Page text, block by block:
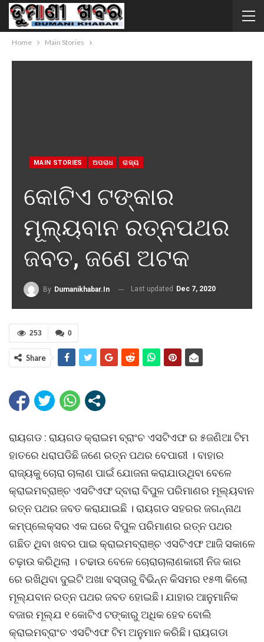
Home Main Stories
MAIN STORIES ଅପରାଧ ରାଜ୍ୟ
କାେଟିଏ ଟଙ୍କାର
ମୂଲ୍ୟବାନ ରତ୍ନପଥର
ଜବତ, ଜଣେ ଅଟକ
By Dumanikhabar.in Last updated Dec 7, 2020
0
253
Share
ରାୟଗଡ : ରାୟଗଡ କ୍ରାଇମ ବ୍ରାଂଚ ଏସଟିଏଫ ର ୫ଜଣିଆ ଟିମ
ହାତରେ ଧରାପଡିଛି ଜଣେ ରତ୍ନ ପଥର ବେପାରୀ । ବାହାର
ରାଜ୍ୟକୁ ଚୋରା ଚାଲାଣ ପାଇଁ ଯୋଜନା କରାଯାଉଥିବା ବେଳେ
କ୍ରାଇମବ୍ରାଞ୍ଚ ଏସଟିଏଫ ଦ୍ବାରା ବିପୁଳ ପରିମାଣର ମୂଲ୍ୟବାନ
ରତ୍ନ ପଥର ଜବତ କରାଯାଇଛି । ରାୟଗଡ ସହରର ଜଗନ୍ନାଥ
କମ୍ପ୍ଲେକ୍ସର ଏକ ଘରେ ବିପୁଳ ପରିମାଣର ରତ୍ନ ପଥର
ଗଛିତ ଥିବା ଖବର ପାଇ କ୍ରାଇମବ୍ରାଞ୍ଚ ଏସଟିଏଫ ଆଜି ସକାଳେ
ଚଢ଼ାଉ କରିଥିଲା । ଚଢାଉ ବେଳେ ଚୋରାଚାଲାଣକାରୀ ନିଜ କାର
ରେ ରଖିଥିବା ଦୁଇଟି ଅଖା ବସ୍ତାରୁ ବିଭିନ୍ନ କିସମର ୧୫୩ କିଲୋ
ମୂଲ୍ଯବାନ ରତ୍ନ ପଥର ଜବତ ହୋଇଛି। ଯାହାର ଆନୁମାନିକ
ବଜାର ମୂଲ୍ଯ ୧ କୋଟିଏ ଟଙ୍କାରୁ ଅଧିକ ହେବ ବୋଲି
କ୍ରାଇମବ୍ରାଂଚ ଏସଟିଏଫ ଟିମ ଅନୁମାନ କରିଛି। ରାୟଗଡା